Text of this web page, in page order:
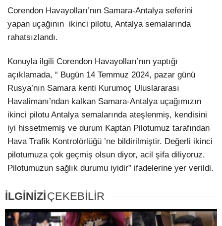
Corendon Havayolları’nın Samara-Antalya seferini
yapan uçağının ikinci pilotu, Antalya semalarında
rahatsızlandı.
Konuyla ilgili Corendon Havayolları’nın yaptığı
açıklamada, “ Bugün 14 Temmuz 2024, pazar günü
Rusya’nın Samara kenti Kurumoç Uluslararası
Havalimanı’ndan kalkan Samara-Antalya uçağımızın
ikinci pilotu Antalya semalarında ateşlenmiş, kendisini
iyi hissetmemiş ve durum Kaptan Pilotumuz tarafından
Hava Trafik Kontrolörlüğü ’ne bildirilmiştir. Değerli ikinci
pilotumuza çok geçmiş olsun diyor, acil şifa diliyoruz.
Pilotumuzun sağlık durumu iyidir” ifadelerine yer verildi.
İLGİNİZİÇEKEBİLİR